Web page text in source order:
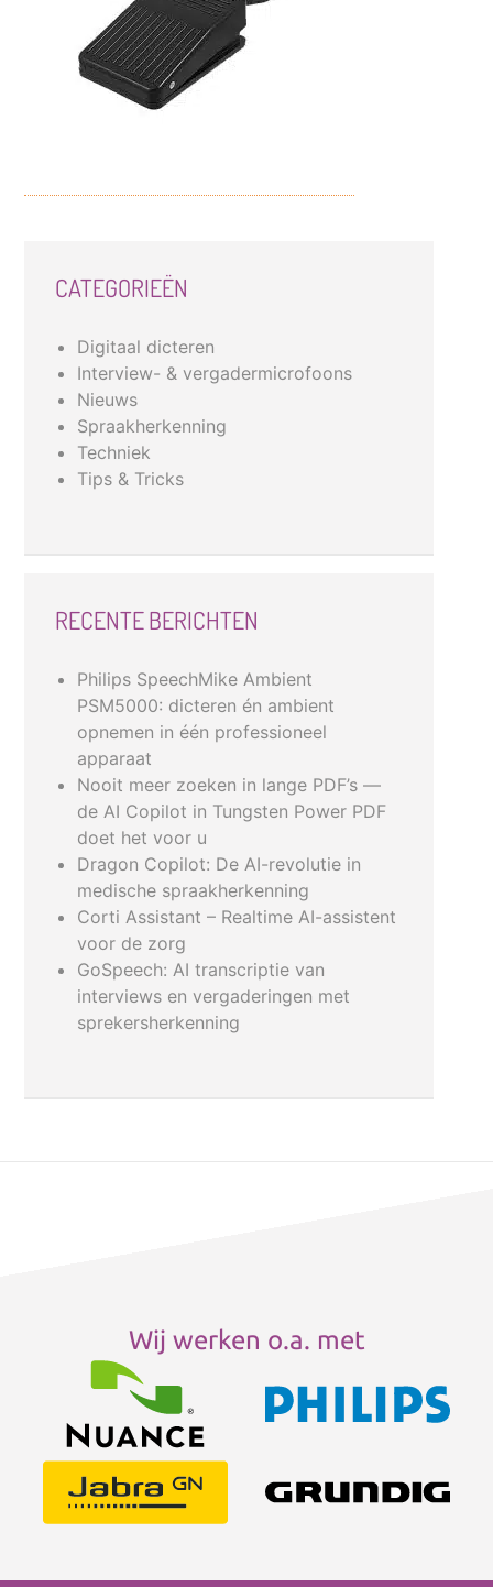
CATEGORIEËN
Digitaal dicteren
Interview- & vergadermicrofoons
Nieuws
Spraakherkenning
Techniek
Tips & Tricks
RECENTE BERICHTEN
Philips SpeechMike Ambient
PSM5000: dicteren én ambient
opnemen in één professioneel
apparaat
Nooit meer zoeken in lange PDF’s —
de AI Copilot in Tungsten Power PDF
doet het voor u
Dragon Copilot: De AI-revolutie in
medische spraakherkenning
Corti Assistant – Realtime AI-assistent
voor de zorg
GoSpeech: AI transcriptie van
interviews en vergaderingen met
sprekersherkenning
Wij werken o.a. met